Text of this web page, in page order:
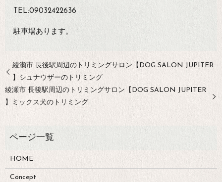
TEL:09032422636
駐車場あります。
綾瀬市 長後駅周辺のトリミングサロン【DOG SALON JUPITER
】シュナウザーのトリミング
綾瀬市 長後駅周辺のトリミングサロン【DOG SALON JUPITER
】ミックス犬のトリミング
HOME
Concept